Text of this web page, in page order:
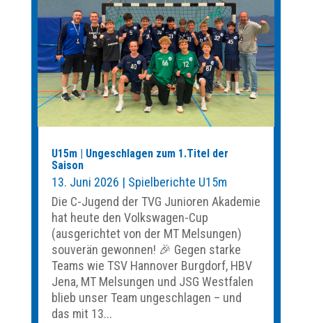
U15m | Ungeschlagen zum 1.Titel der
Saison
13. Juni 2026 | Spielberichte U15m
Die C-Jugend der TVG Junioren Akademie
hat heute den Volkswagen-Cup
(ausgerichtet von der MT Melsungen)
souverän gewonnen! 🎉 Gegen starke
Teams wie TSV Hannover Burgdorf, HBV
Jena, MT Melsungen und JSG Westfalen
blieb unser Team ungeschlagen – und
das mit 13...